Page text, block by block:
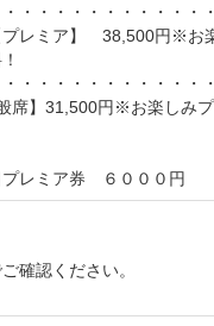
・・・・・・・・・・・
プレミア】 38,500円※お
・・・・・・・・・・・
席】31,500円※お楽しみ
レミア券 ６０００円
確認ください。